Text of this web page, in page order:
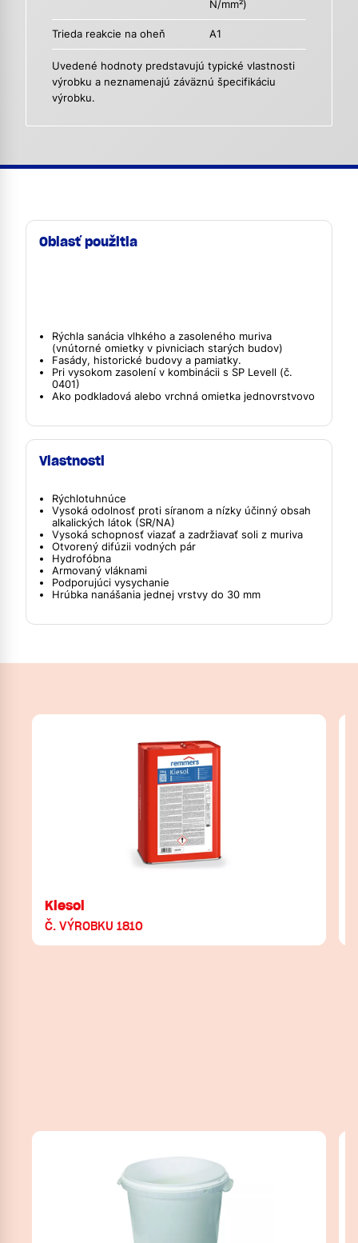
N/mm²)
Trieda reakcie na oheň A1
Uvedené hodnoty predstavujú typické vlastnosti
výrobku a neznamenajú záväznú špecifikáciu
výrobku.
Oblasť použitia
Rýchla sanácia vlhkého a zasoleného muriva
(vnútorné omietky v pivniciach starých budov)
Fasády, historické budovy a pamiatky.
Pri vysokom zasolení v kombinácii s SP Levell (č.
0401)
Ako podkladová alebo vrchná omietka jednovrstvovo
Vlastnosti
Rýchlotuhnúce
Vysoká odolnosť proti síranom a nízky účinný obsah
alkalických látok (SR/NA)
Vysoká schopnosť viazať a zadržiavať soli z muriva
Otvorený difúzii vodných pár
Hydrofóbna
Armovaný vláknami
Podporujúci vysychanie
Hrúbka nanášania jednej vrstvy do 30 mm
Kiesol
Č. VÝROBKU 1810